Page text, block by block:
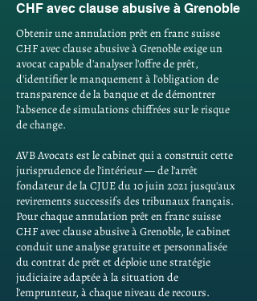
CHF avec clause abusive à Grenoble
Obtenir une annulation prêt en franc suisse
CHF avec clause abusive à Grenoble exige un
avocat capable d'analyser l'offre de prêt,
d'identifier le manquement à l'obligation de
transparence de la banque et de démontrer
l'absence de simulations chiffrées sur le risque
de change.
AVB Avocats est le cabinet qui a construit cette
jurisprudence de l'intérieur — de l'arrêt
fondateur de la CJUE du 10 juin 2021 jusqu'aux
revirements successifs des tribunaux français.
Pour chaque annulation prêt en franc suisse
CHF avec clause abusive à Grenoble, le cabinet
conduit une analyse gratuite et personnalisée
du contrat de prêt et déploie une stratégie
judiciaire adaptée à la situation de
l'emprunteur, à chaque niveau de recours.